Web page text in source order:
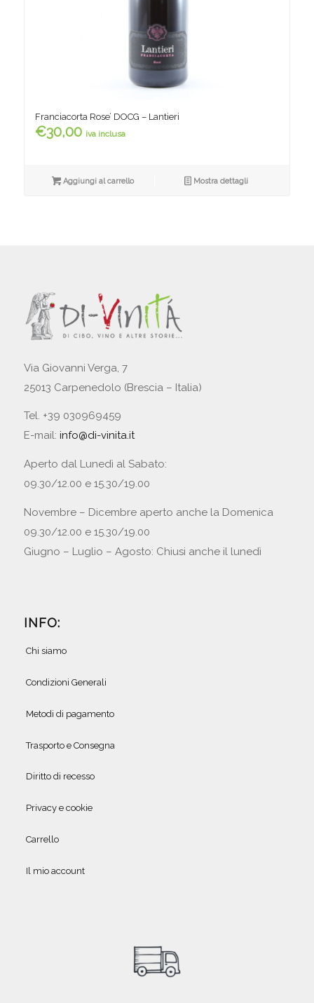
Franciacorta Rose’ DOCG – Lantieri
€30,00 iva inclusa
Aggiungi al carrello Mostra dettagli
Via Giovanni Verga, 7
25013 Carpenedolo (Brescia – Italia)
Tel. +39 030969459
E-mail: info@di-vinita.it
Aperto dal Lunedì al Sabato:
09.30/12.00 e 15.30/19.00
Novembre – Dicembre aperto anche la Domenica
09.30/12.00 e 15.30/19.00
Giugno – Luglio – Agosto: Chiusi anche il lunedì
INFO:
Chi siamo
Condizioni Generali
Metodi di pagamento
Trasporto e Consegna
Diritto di recesso
Privacy e cookie
Carrello
Il mio account